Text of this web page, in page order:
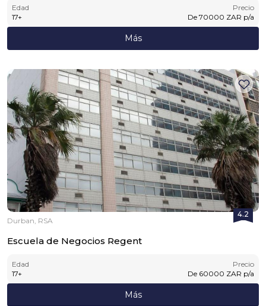
Edad
17+
Precio
De 70000 ZAR p/a
Más
4.2
Durban, RSA
Escuela de Negocios Regent
Edad
17+
Precio
De 60000 ZAR p/a
Más